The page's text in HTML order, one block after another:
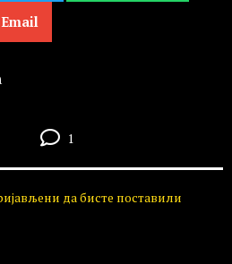
Email
1
да бисте поставили